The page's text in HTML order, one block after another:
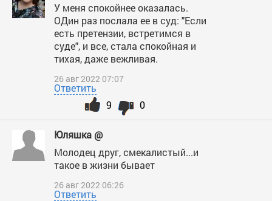
У меня спокойнее оказалась.
ОДин раз послала ее в суд: "Если
есть претензии, встретимся в
суде", и все, стала спокойная и
тихая, даже вежливая.
26 авг 2022 07:07
Ответить
0
9
Юляшка @
Молодец друг, смекалистый...и
такое в жизни бывает
26 авг 2022 06:26
Ответить